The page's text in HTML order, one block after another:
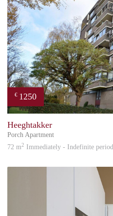
€ 1250
Heeghtakker
Porch Apartment
72 m2 Immediately - Indefinite period